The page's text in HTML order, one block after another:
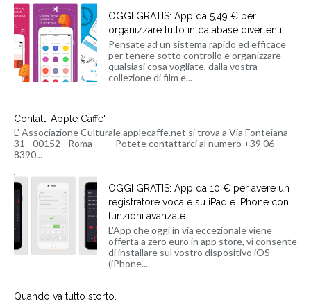
OGGI GRATIS: App da 5,49 € per
organizzare tutto in database divertenti!
Pensate ad un sistema rapido ed efficace
per tenere sotto controllo e organizzare
qualsiasi cosa vogliate, dalla vostra
collezione di film e...
Contatti Apple Caffe'
L' Associazione Culturale applecaffe.net si trova a Via Fonteiana
31 - 00152 - Roma Potete contattarci al numero +39 06
8390...
OGGI GRATIS: App da 10 € per avere un
registratore vocale su iPad e iPhone con
funzioni avanzate
L'App che oggi in via eccezionale viene
offerta a zero euro in app store, vi consente
di installare sul vostro dispositivo iOS
(iPhone...
Quando va tutto storto.